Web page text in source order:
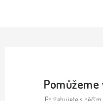
Potřebujete s